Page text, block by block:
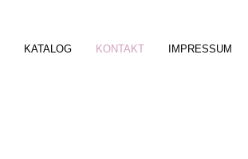
KATALOG KONTAKT IMPRESSUM